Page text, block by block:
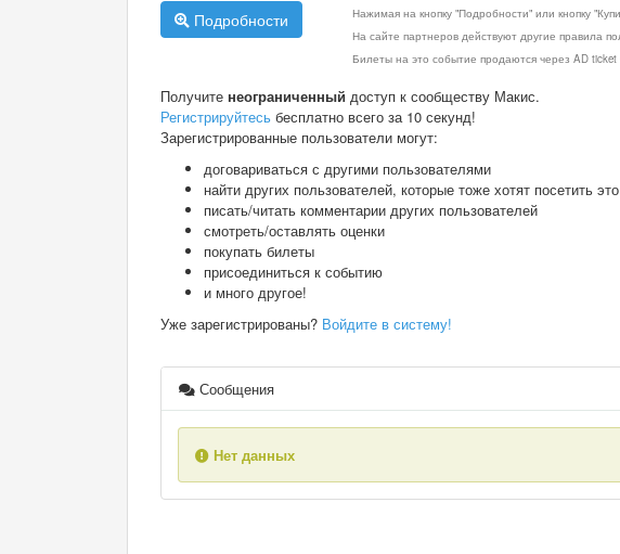
Подробности
Нажимая на кнопку "Подробности" или кнопку
На сайте партнеров действуют другие правила
Билеты на это событие продаются через AD ticket
Получите неограниченный доступ к сообществу Макис.
Регистрируйтесь бесплатно всего за 10 секунд!
Зарегистрированные пользователи могут:
договариваться с другими пользователями
найти других пользователей, которые тоже хотят посетить
писать/читать комментарии других пользователей
смотреть/оставлять оценки
покупать билеты
присоединиться к событию
и много другое!
Уже зарегистрированы? Войдите в систему!
Сообщения
Нет данных